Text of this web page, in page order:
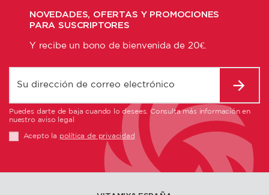
NOVEDADES, OFERTAS Y PROMOCIONES
PARA SUSCRIPTORES
Y recibe un bono de bienvenida de 20€.
Puedes darte de baja cuando lo desees. Consulta más información en
nuestro aviso legal
Acepto la política de privacidad